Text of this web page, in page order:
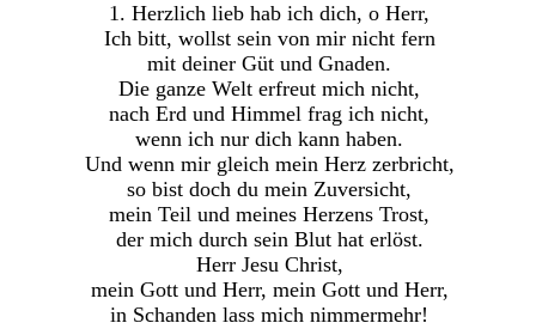
1. Herzlich lieb hab ich dich, o Herr,
Ich bitt, wollst sein von mir nicht fern
mit deiner Güt und Gnaden.
Die ganze Welt erfreut mich nicht,
nach Erd und Himmel frag ich nicht,
wenn ich nur dich kann haben.
Und wenn mir gleich mein Herz zerbricht,
so bist doch du mein Zuversicht,
mein Teil und meines Herzens Trost,
der mich durch sein Blut hat erlöst.
Herr Jesu Christ,
mein Gott und Herr, mein Gott und Herr,
in Schanden lass mich nimmermehr!